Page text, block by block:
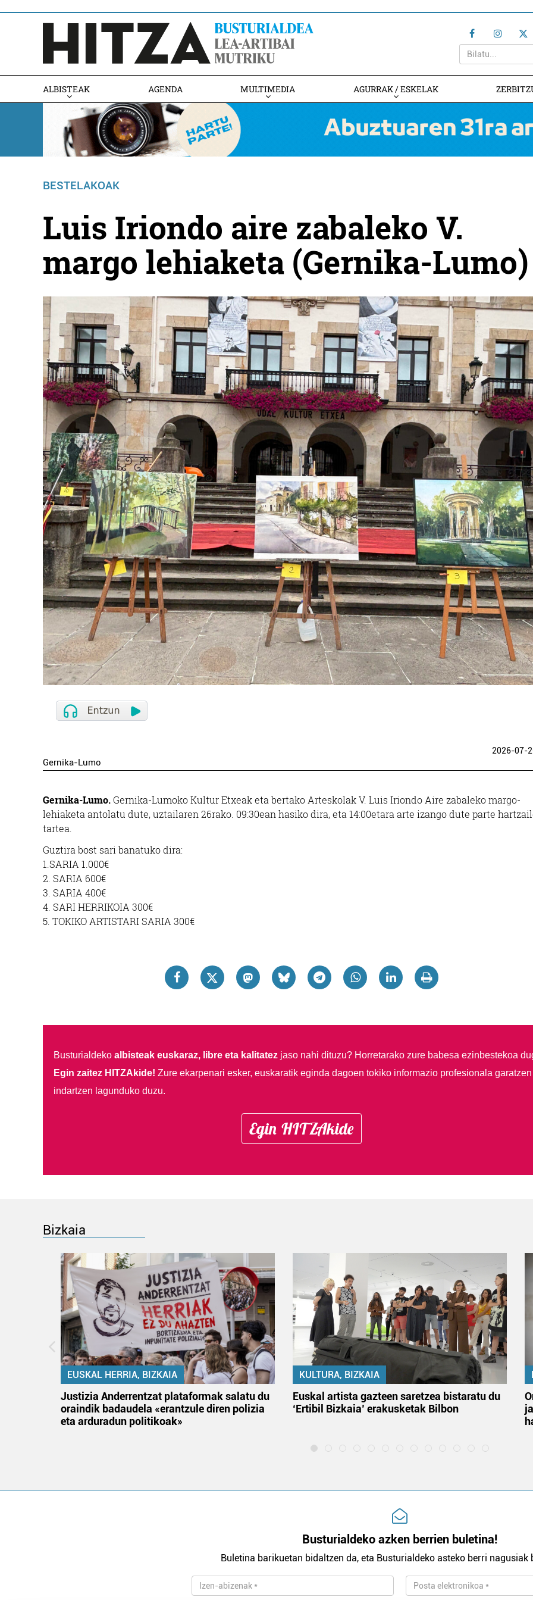
ALBISTEAK AGENDA MULTIMEDIA AGURRAK / ESKELAK
BESTELAKOAK
Luis Iriondo aire zabaleko V.
margo lehiaketa (Gernika-Lumo)
Gernika-Lumo
2026-07-
Gernika-Lumo.Gernika-Lumoko Kultur Etxeak eta bertako Arteskolak V. Luis Iriondo Aire zabaleko margo-
lehiaketa antolatu dute, uztailaren 26rako. 09:30ean hasiko dira, eta 14:00etara arte izango dute parte
tartea.
Guztira bost sari banatuko dira:
1.SARIA 1.000€
2. SARIA 600€
3. SARIA 400€
4. SARI HERRIKOIA 300€
5. TOKIKO ARTISTARI SARIA 300€
Busturialdeko albisteak euskaraz, libre eta kalitatezjaso nahi dituzu? Horretarako zure babesa ezinbestekoa
Egin zaitez HITZAkide! Zure ekarpenari esker, euskaratik eginda dagoen tokiko informazio profesionala
indartzen lagunduko duzu.
Egin HITZAkide
Bizkaia
EUSKAL HERRIA, BIZKAIA
Justizia Anderrentzat plataformak salatu du
oraindik badaudela «erantzule diren polizia
eta arduradun politikoak»
KULTURA, BIZKAIA
Euskal artista gazteen saretzea bistaratu du
‘Ertibil Bizkaia’ erakusketak Bilbon
Busturialdeko azken berrien buletina!
Buletina barikuetan bidaltzen da, eta Busturialdeko asteko berri nagusiak